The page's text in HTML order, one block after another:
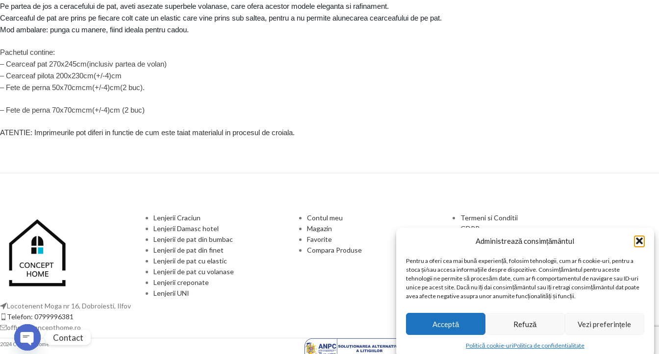
Administrează consimțământul
Pentru a oferi cea mai bună experiență, folosim tehnologii, cum ar fi cookie-uri, pentru a
stoca și/sau accesa informațiile despre dispozitive. Consimțământul pentru aceste
tehnologii ne permite să procesăm date, cum ar fi comportamentul de navigare sau ID-uri
unice pe acest site. Dacă nu îți dai consimțământul sau îți retragi consimțământul dat poate
avea afecte negative asupra unor anumite funcționalități și funcții.
Acceptă Refuză Vezi preferințele
Politică cookie-uriPolitica de confidentialitate
Pe partea de jos a ceracefului de pat, aveti asezate superbele volanase, care ofera acestor modele eleganta si rafinament.
Cearceaful de pat are prins pe fiecare colt cate un elastic care vine prins sub saltea, pentru a nu permite alunecarea cearceafului de pe pat.
Mod ambalare: punga cu manere, fiind ideala pentru cadou.
Pachetul contine:
– Cearceaf pat 270x245cm(inclusiv partea de volan)
– Cearceaf pilota 200x230cm(+/-4)cm
– Fete de perna 50x70cmcm(+/-4)cm(2 buc).
– Fete de perna 70x70cmcm(+/-4)cm (2 buc)
ATENTIE: Imprimeurile pot diferi in functie de cum este taiat materialul in procesul de croiala.
Locotenent Moga nr 16, Dobroiesti, Ilfov
Telefon: 0799996381
office@concepthome.ro
Lenjerii Craciun
Lenjerii Damasc hotel
Lenjerii de pat din bumbac
Lenjerii de pat din finet
Lenjerii de pat cu elastic
Lenjerii de pat cu volanase
Lenjerii creponate
Lenjerii UNI
Contul meu
Magazin
Favorite
Compara Produse
Termeni si Conditii
GDPR
Livrare si Retur
2024 Concept home
Contact